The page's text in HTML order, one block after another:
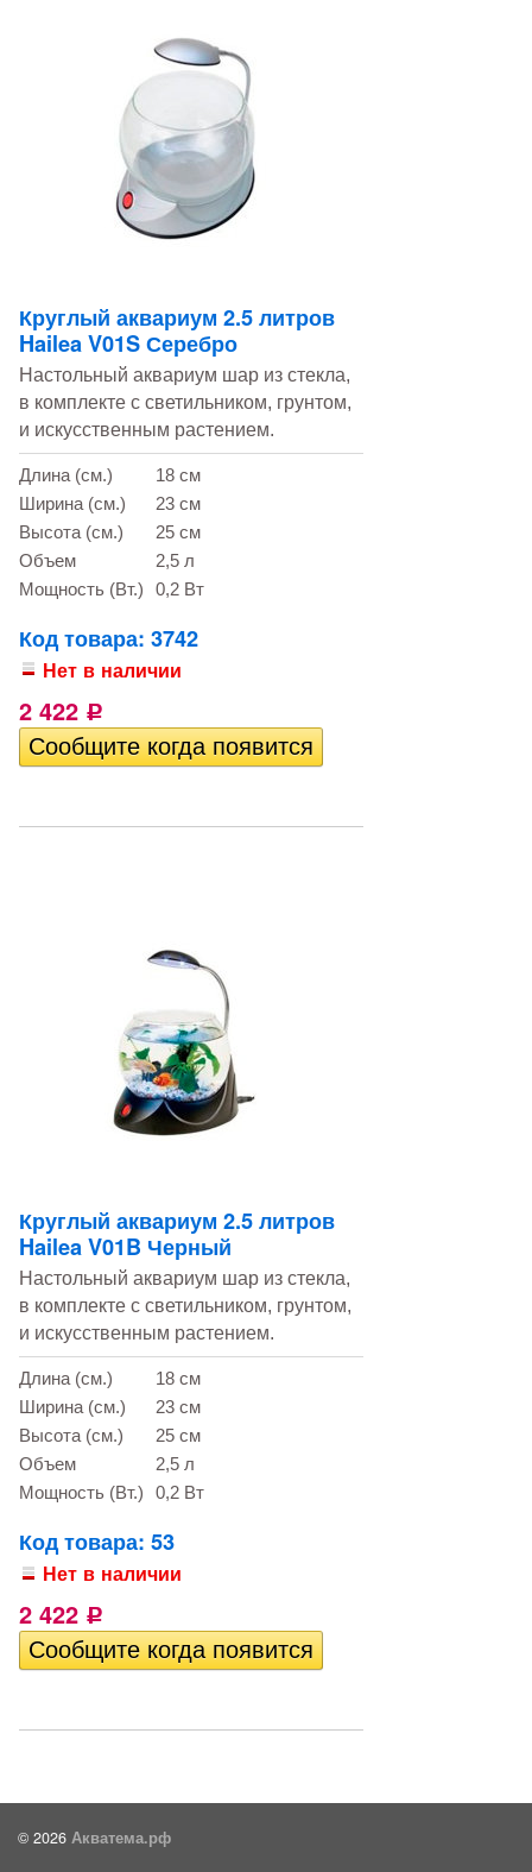
Круглый аквариум 2.5 литров
Hailea V01S Серебро
Настольный аквариум шар из стекла,
в комплекте с светильником, грунтом,
и искусственным растением.
Длина (см.)
18 см
Ширина (см.)
23 см
Высота (см.)
25 см
Объем
2,5 л
Мощность (Вт.)
0,2 Вт
Код товара: 3742
Нет в наличии
2 422 Р
Круглый аквариум 2.5 литров
Hailea V01B Черный
Настольный аквариум шар из стекла,
в комплекте с светильником, грунтом,
и искусственным растением.
Длина (см.)
18 см
Ширина (см.)
23 см
Высота (см.)
25 см
Объем
2,5 л
Мощность (Вт.)
0,2 Вт
Код товара: 53
Нет в наличии
2 422 Р
© 2026 Акватема.рф